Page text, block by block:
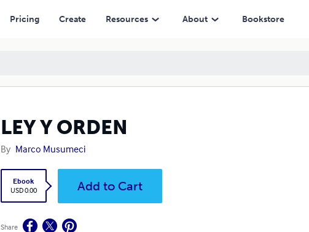
Pricing Create Resources About Bookstore
LEY Y ORDEN
By Marco Musumeci
Ebook
USD 0.00
Add to Cart
Share